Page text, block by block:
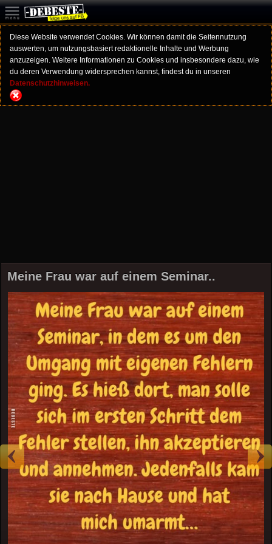
Diese Website verwendet Cookies. Wir können damit die Seitennutzung
auswerten, um nutzungsbasiert redaktionelle Inhalte und Werbung
anzuzeigen. Weitere Informationen zu Cookies und insbesondere dazu, wie
du deren Verwendung widersprechen kannst, findest du in unseren
Datenschutzhinweisen.
Meine Frau war auf einem Seminar..